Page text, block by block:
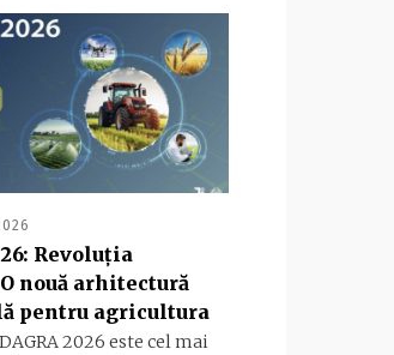
Revoluția
nouă arhitectură
pentru agricultura
2026 este cel mai